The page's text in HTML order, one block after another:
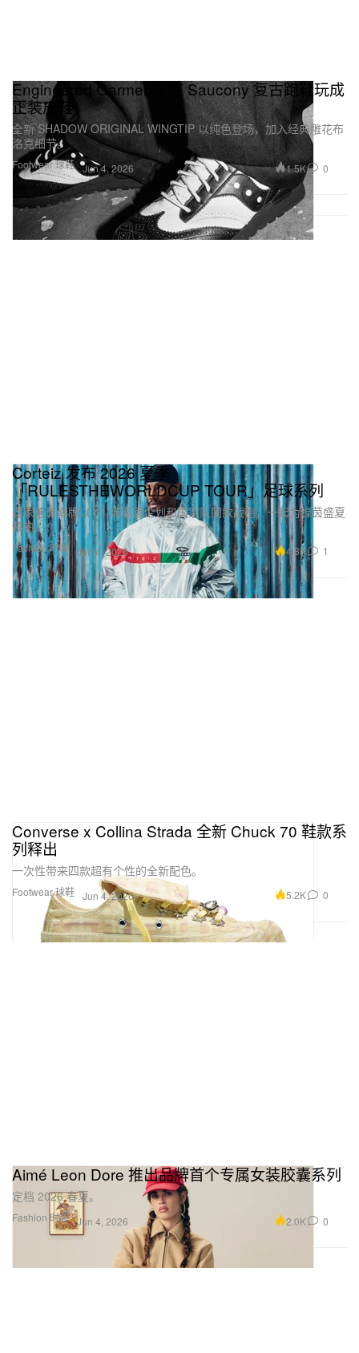
Footwear 球鞋
Engineered Garments 将 Saucony 复古跑鞋玩成
正装皮鞋
全新 SHADOW ORIGINAL WINGTIP 以纯色登场，加入经典雕花布
洛克细节。
Jun 4, 2026 1.5K 0
Fashion 时装
Corteiz 发布 2026 夏季
「RULESTHEWORLDCUP TOUR」足球系列
这家伦敦潮牌以 11 城巡回企划和国家队同款战袍，一起为绿茵盛夏
预热。
Jun 4, 2026 4.8K 1
Footwear 球鞋
Converse x Collina Strada 全新 Chuck 70 鞋款系
列释出
一次性带来四款超有个性的全新配色。
Jun 4, 2026 5.2K 0
Fashion 时装
Aimé Leon Dore 推出品牌首个专属女装胶囊系列
定档 2026 春夏。
Jun 4, 2026 2.0K 0